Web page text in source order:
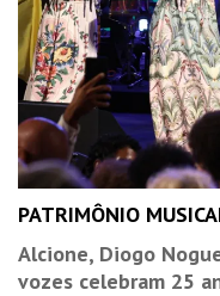
PATRIMÔNIO
Alcione, Diogo
vozes celebram 25